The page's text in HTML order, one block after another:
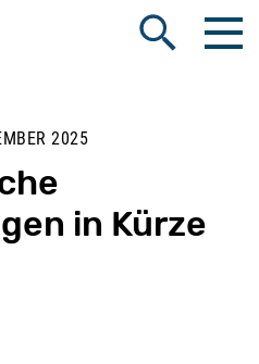
Suche öffnen
2025
in Kürze